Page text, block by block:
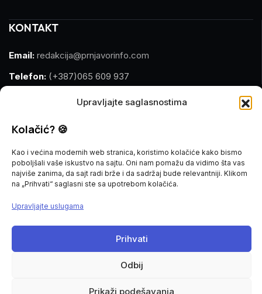
Upravljajte saglasnostima
Kolačić? 🍪
Kao i većina modernih web stranica, koristimo kolačiće kako bismo
poboljšali vaše iskustvo na sajtu. Oni nam pomažu da vidimo šta vas
najviše zanima, da sajt radi brže i da sadržaj bude relevantniji. Klikom
na „Prihvati“ saglasni ste sa upotrebom kolačića.
Upravljajte uslugama
Prihvati
Odbij
Prikaži podešavanja
KONTAKT
Email: redakcija@prnjavorinfo.com
Telefon: (+387)065 609 937
marketing@prnjavorinfo.com
Telefon:(+387)065 955 355
POŠALJI VIJEST
redakcija@prnjavorinfo.com
@2015-2026. All Rights Reserved.